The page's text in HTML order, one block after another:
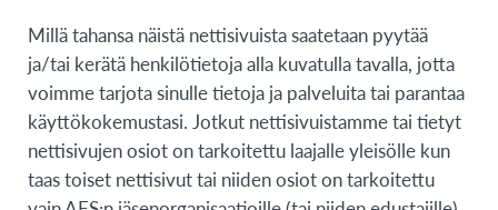
Millä tahansa näistä nettisivuista saatetaan pyytää
ja/tai kerätä henkilötietoja alla kuvatulla tavalla, jotta
voimme tarjota sinulle tietoja ja palveluita tai parantaa
käyttökokemustasi. Jotkut nettisivuistamme tai tietyt
nettisivujen osiot on tarkoitettu laajalle yleisölle kun
taas toiset nettisivut tai niiden osiot on tarkoitettu